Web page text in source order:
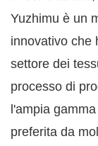
Yuzhimu è un
innovativo che
settore dei
processo di
l'ampia
preferita da